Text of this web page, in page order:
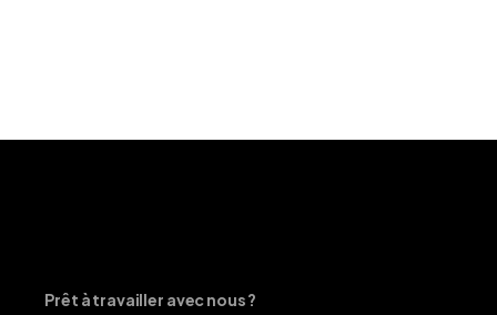
Prêt à travailler avec nous ?